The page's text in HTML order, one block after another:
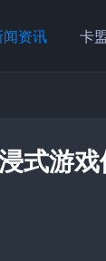
闻资讯 卡
式游